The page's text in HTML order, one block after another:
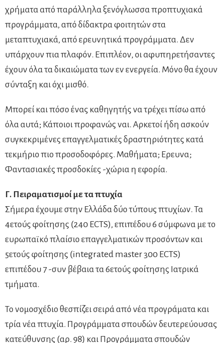
χρήματα από παράλληλα ξενόγλωσσα προπτυχιακά
προγράμματα, από δίδακτρα φοιτητών στα
μεταπτυχιακά, από ερευνητικά προγράμματα. Δεν
υπάρχουν πια πλαφόν. Επιπλέον, οι αφυπηρετήσαντες
έχουν όλα τα δικαιώματα των εν ενεργεία. Μόνο θα έχουν
σύνταξη και όχι μισθό.
Μπορεί και πόσο ένας καθηγητής να τρέχει πίσω από
όλα αυτά; Κάποιοι προφανώς ναι. Αρκετοί ήδη ασκούν
συγκεκριμένες επαγγελματικές δραστηριότητες κατά
τεκμήριο πιο προσοδοφόρες. Μαθήματα; Ερευνα;
Φαντασιακές προσδοκίες -χώρια η εφορία.
Γ. Πειραματισμοί με τα πτυχία
Σήμερα έχουμε στην Ελλάδα δύο τύπους πτυχίων. Τα
4ετούς φοίτησης (240 ECTS), επιπέδου 6 σύμφωνα με το
ευρωπαϊκό πλαίσιο επαγγελματικών προσόντων και
5ετούς φοίτησης (integrated master 300 ECTS)
επιπέδου 7 -συν βέβαια τα 6ετούς φοίτησης Ιατρικά
τμήματα.
Το νομοσχέδιο θεσπίζει σειρά από νέα προγράματα και
τρία νέα πτυχία. Προγράμματα σπουδών δευτερεύουσας
κατεύθυνσης (αρ. 98) και Προγράμματα σπουδών